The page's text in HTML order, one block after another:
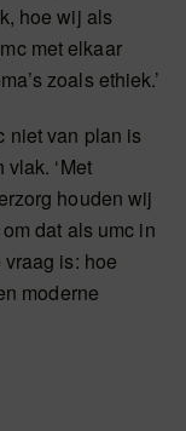
hoe wij als
met elkaar
zoals ethiek.’
niet van plan is
‘Met
houden wij
dat als umc in
is: hoe
moderne